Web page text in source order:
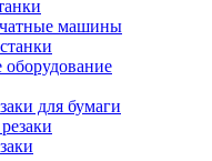
машины
оборудование
для бумаги